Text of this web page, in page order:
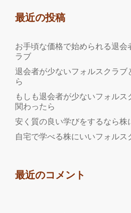
最近の投稿
お手頃な価格で始められる退会
ラブ
退会者が少ないフォルスクラブ
ら
もしも退会者が少ないフォルス
関わったら
安く質の良い学びをするなら株
自宅で学べる株にいいフォルス
最近のコメント